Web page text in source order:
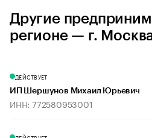
Другие
регионе — г.
ДЕЙСТВУЕТ
ИП Шершунов Михаил Юрьевич
ИНН: 772580953001